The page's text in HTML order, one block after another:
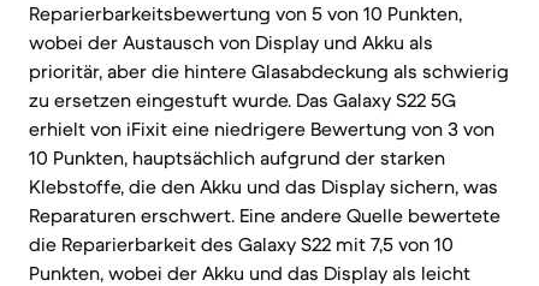
Reparierbarkeitsbewertung von 5 von 10 Punkten,
wobei der Austausch von Display und Akku als
prioritär, aber die hintere Glasabdeckung als schwierig
zu ersetzen eingestuft wurde. Das Galaxy S22 5G
erhielt von iFixit eine niedrigere Bewertung von 3 von
10 Punkten, hauptsächlich aufgrund der starken
Klebstoffe, die den Akku und das Display sichern, was
Reparaturen erschwert. Eine andere Quelle bewertete
die Reparierbarkeit des Galaxy S22 mit 7,5 von 10
Punkten, wobei der Akku und das Display als leicht